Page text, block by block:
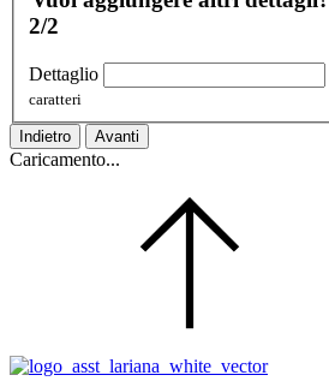
2/2
Dettaglio
caratteri
Indietro Avanti
Caricamento...